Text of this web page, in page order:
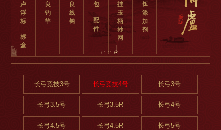
卢
浮
标
-
标
盒
良
钓
竿
良
线
钩
包
-
配
件
挂
玉
柄
抄
网
饵
添
加
剂
长弓竞技3号 长弓竞技4号 长弓3号
长弓3.5号 长弓3.5R 长弓4号
长弓4.5号 长弓4.5R 长弓5号